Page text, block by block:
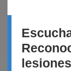
lesiones